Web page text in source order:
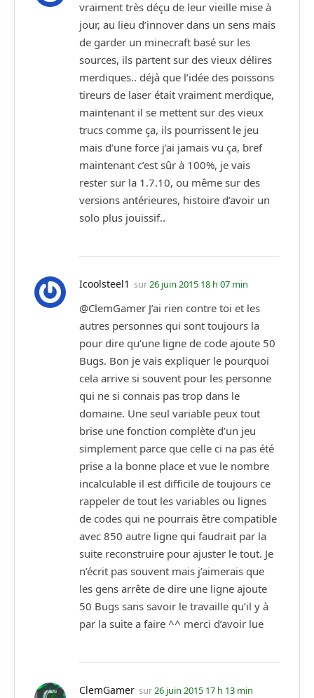
vraiment très déçu de leur vieille mise à
jour, au lieu d’innover dans un sens mais
de garder un minecraft basé sur les
sources, ils partent sur des vieux délires
merdiques.. déjà que l’idée des poissons
tireurs de laser était vraiment merdique,
maintenant il se mettent sur des vieux
trucs comme ça, ils pourrissent le jeu
mais d’une force j’ai jamais vu ça, bref
maintenant c’est sûr à 100%, je vais
rester sur la 1.7.10, ou même sur des
versions antérieures, histoire d’avoir un
solo plus jouissif..
Icoolsteel1 sur26 juin 2015 18 h 07 min
@ClemGamer J’ai rien contre toi et les
autres personnes qui sont toujours la
pour dire qu’une ligne de code ajoute 50
Bugs. Bon je vais expliquer le pourquoi
cela arrive si souvent pour les personne
qui ne si connais pas trop dans le
domaine. Une seul variable peux tout
brise une fonction complète d’un jeu
simplement parce que celle ci na pas été
prise a la bonne place et vue le nombre
incalculable il est difficile de toujours ce
rappeler de tout les variables ou lignes
de codes qui ne pourrais être compatible
avec 850 autre ligne qui faudrait par la
suite reconstruire pour ajuster le tout. Je
n’écrit pas souvent mais j’aimerais que
les gens arrête de dire une ligne ajoute
50 Bugs sans savoir le travaille qu’il y à
par la suite a faire ^^ merci d’avoir lue
ClemGamer sur26 juin 2015 17 h 13 min